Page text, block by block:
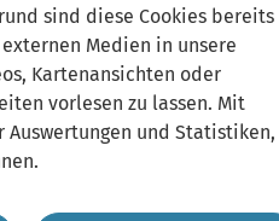
sind diese Cookies bereits
Medien in unsere
Kartenansichten oder
vorlesen zu lassen. Mit
und Statistiken,